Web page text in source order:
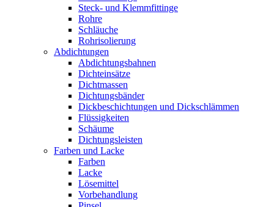
Steck- und Klemmfittinge
Rohre
Schläuche
Rohrisolierung
Abdichtungen
Abdichtungsbahnen
Dichteinsätze
Dichtmassen
Dichtungsbänder
Dickbeschichtungen und Dickschlämmen
Flüssigkeiten
Schäume
Dichtungsleisten
Farben und Lacke
Farben
Lacke
Lösemittel
Vorbehandlung